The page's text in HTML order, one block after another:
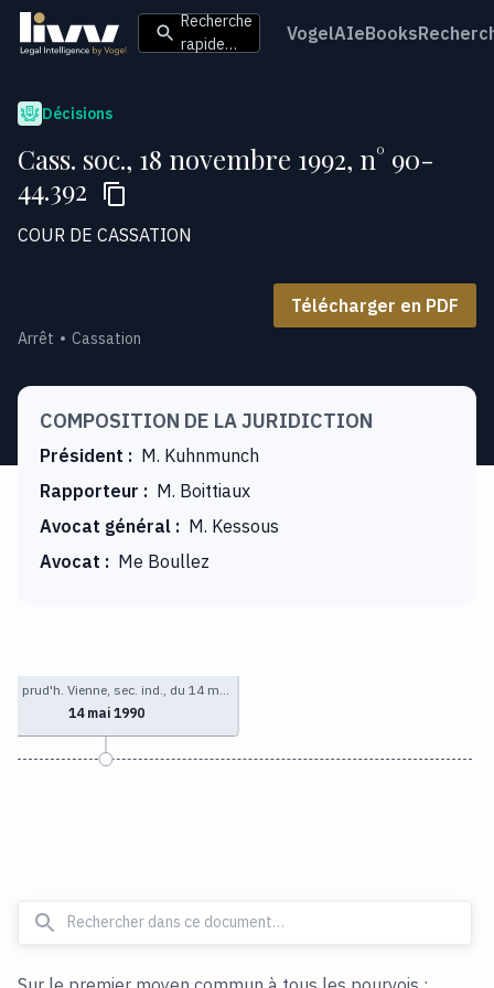
Recherche
rapide…
VogelAIeBooks
Décisions
Cass. soc., 18 novembre 1992, n° 90-
44.392
COUR DE CASSATION
Télécharger en PDF
Arrêt Cassation
COMPOSITION DE LA JURIDICTION
Président : M. Kuhnmunch
Rapporteur : M. Boittiaux
Avocat général : M. Kessous
Avocat : Me Boullez
prud'h. Vienne, sec. ind., du 14 m…
14 mai 1990